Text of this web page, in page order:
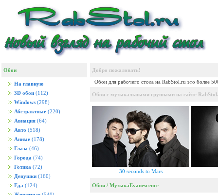
Обои
На главную
3D обои (112)
Windows (298)
Абстрактные (220)
Авиация (64)
Авто (518)
Аниме (178)
Глаза (46)
Города (74)
Готика (72)
Девушки (160)
Еда (124)
Добро пожаловать!
Обои для рабочего стола на RabStol.ru это более
Обои с музыкальными группами на сайте
30 seconds to Mars
Обои / МузыкаEvanescence